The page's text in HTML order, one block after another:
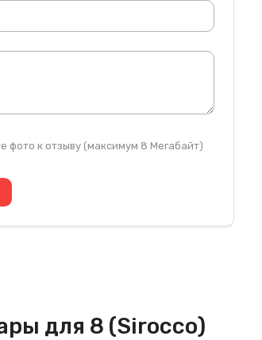
фото к отзыву (максимум 8 Мегабайт)
для 8 (Sirocco)